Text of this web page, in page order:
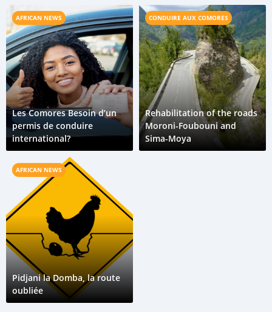
AFRICAN NEWS
Les Comores Besoin d’un
permis de conduire
international?
CONDUIRE AUX COMORES
Rehabilitation of the roads
Moroni-Foubouni and
Sima-Moya
AFRICAN NEWS
Pidjani la Domba, la route
oubliée